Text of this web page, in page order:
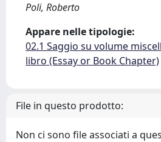
Poli, Roberto
Appare nelle tipologie:
02.1 Saggio su volume
libro (Essay or Book Chapter)
File in questo prodotto:
Non ci sono file associati a